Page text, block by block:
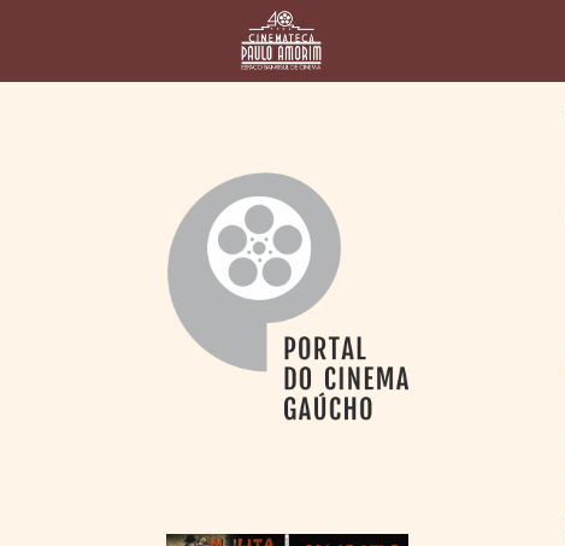
PAULO AMORIM
> HOMENAGEADOS
> ASSOCIAÇÃO DOS
> BIBLIOTECA
ROMEU GRIMALDI